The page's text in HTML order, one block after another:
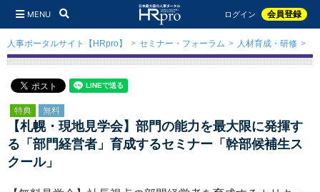
MENU ログイン 会員登録
人事ポータルサイト【HRpro】 セミナー・フォーラム 人材育成・研修
特典 無料
【札幌・現地見学会】部門の能力を最大限に発揮す
る「部門経営者」育成するセミナー「幹部候補生ス
クール」